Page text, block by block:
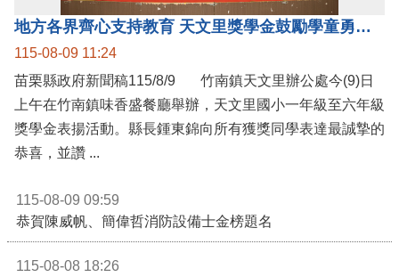
地方各界齊心支持教育 天文里獎學金鼓勵學童勇敢追夢
115-08-09 11:24
苗栗縣政府新聞稿115/8/9 竹南鎮天文里辦公處今(9)日
上午在竹南鎮味香盛餐廳舉辦，天文里國小一年級至六年級
獎學金表揚活動。縣長鍾東錦向所有獲獎同學表達最誠摯的
恭喜，並讚 ...
115-08-09 09:59
恭賀陳威帆、簡偉哲消防設備士金榜題名
115-08-08 18:26